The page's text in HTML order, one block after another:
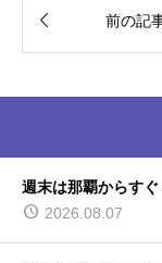
 前の記
週末は那覇からす
2026.08.07